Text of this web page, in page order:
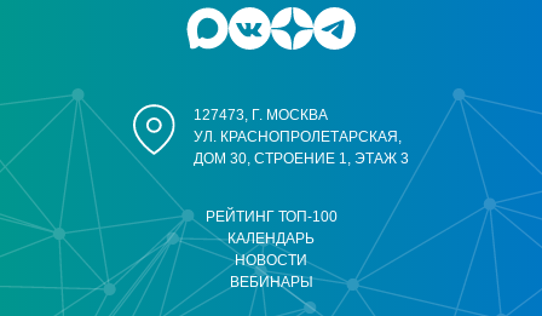
РЕЙТИНГ ТОП-100
КАЛЕНДАРЬ
НОВОСТИ
ВЕБИНАРЫ
127473, Г. МОСКВА
УЛ. КРАСНОПРОЛЕТАРСКАЯ,
ДОМ 30, СТРОЕНИЕ 1, ЭТАЖ 3